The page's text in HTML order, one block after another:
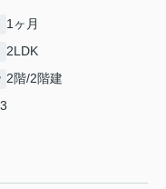
1ヶ月
2LDK
2階/2階建